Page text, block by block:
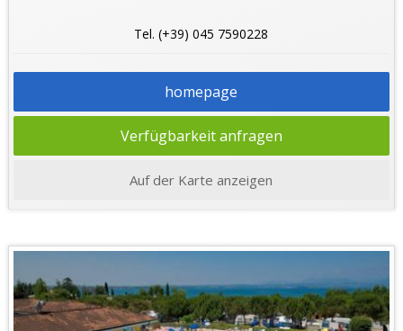
Tel. (+39) 045 7590228
homepage
Verfügbarkeit anfragen
Auf der Karte anzeigen